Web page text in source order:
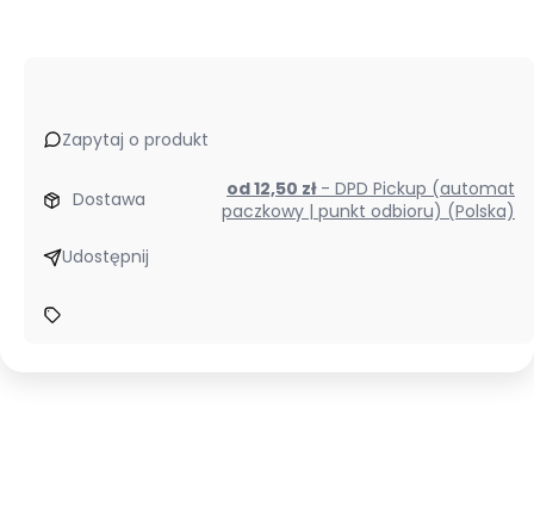
Zapytaj o produkt
Dostawa od 12,50 zł - DPD Pickup (automat
paczkowy | punkt odbioru) (Polska)
Udostępnij